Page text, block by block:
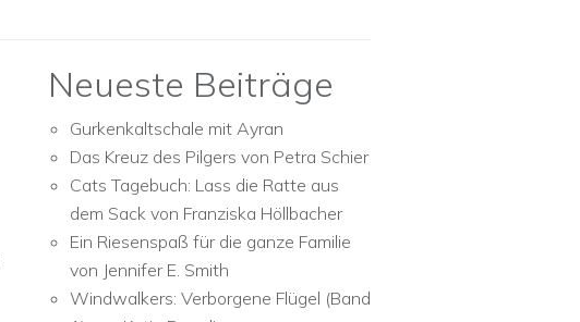
Neueste Beiträge
Gurkenkaltschale mit Ayran
Das Kreuz des Pilgers von Petra Schier
Cats Tagebuch: Lass die Ratte aus
dem Sack von Franziska Höllbacher
Ein Riesenspaß für die ganze Familie
von Jennifer E. Smith
Windwalkers: Verborgene Flügel (Band